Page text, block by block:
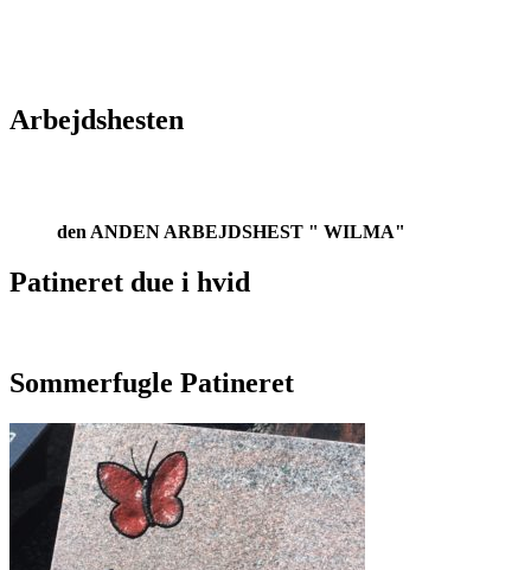
Arbejdshesten
den ANDEN ARBEJDSHEST " WILMA"
Patineret due i hvid
Sommerfugle Patineret